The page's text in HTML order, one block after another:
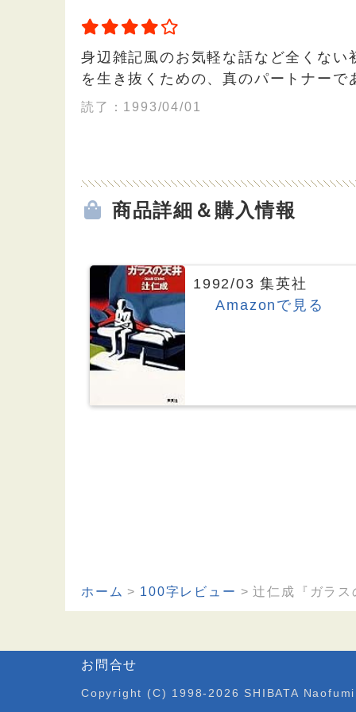
身辺雑記風のお気軽な話など全くな
を生き抜くための、真のパートナー
読了：1993/04/01
商品詳細＆購入情報
1992/03 集英社
Amazonで見る
ホーム 100字レビュー 辻仁成『ガラス
お問合せ
Copyright (C) 1998-2026 SHIBATA